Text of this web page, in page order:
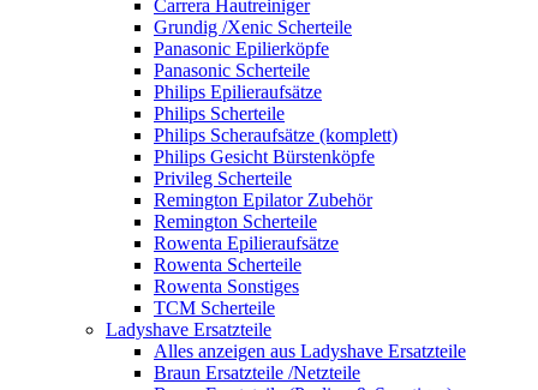
Carrera Hautreiniger
Grundig /Xenic Scherteile
Panasonic Epilierköpfe
Panasonic Scherteile
Philips Epilieraufsätze
Philips Scherteile
Philips Scheraufsätze (komplett)
Philips Gesicht Bürstenköpfe
Privileg Scherteile
Remington Epilator Zubehör
Remington Scherteile
Rowenta Epilieraufsätze
Rowenta Scherteile
Rowenta Sonstiges
TCM Scherteile
Ladyshave Ersatzteile
Alles anzeigen aus Ladyshave Ersatzteile
Braun Ersatzteile /Netzteile